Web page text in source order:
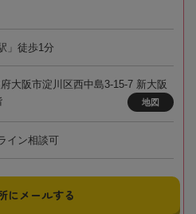
」徒歩1分
大阪市淀川区西中島3-15-7 新大阪
地図
イン相談可
にメールする